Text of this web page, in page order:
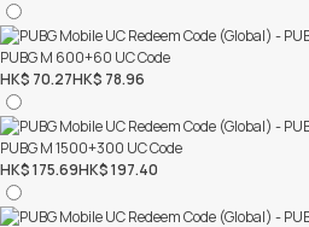
PUBG M 600+60 UC Code
HK$ 70.27HK$ 78.96
PUBG M 1500+300 UC Code
HK$ 175.69HK$ 197.40